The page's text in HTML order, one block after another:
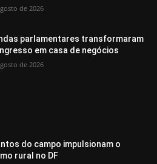
de 2026
parlamentares transformaram
em casa de negócios
de 2026
do campo impulsionam o
rural no DF